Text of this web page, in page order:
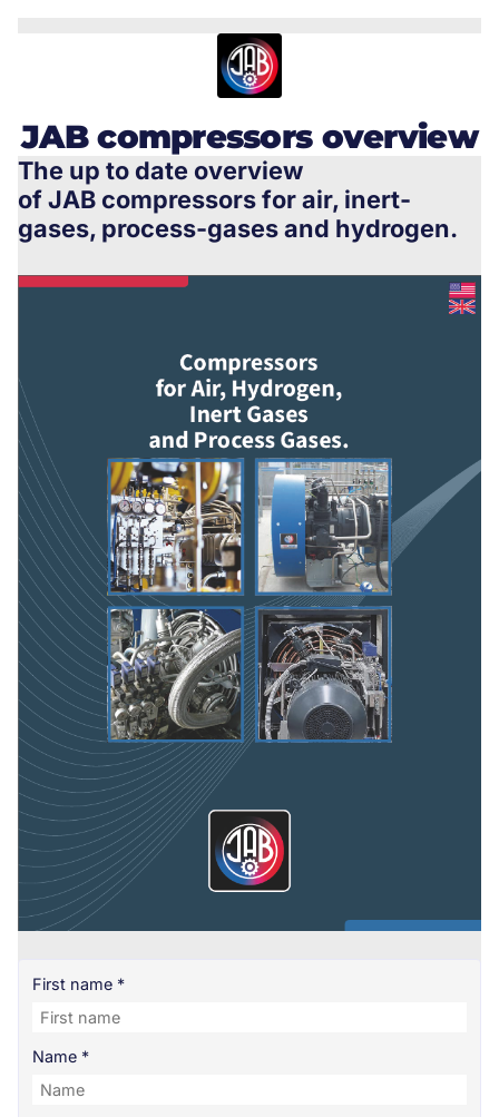
JAB compressors overview
The up to date overview
of JAB compressors for air, inert-
gases, process-gases and hydrogen.
First name *
Name *